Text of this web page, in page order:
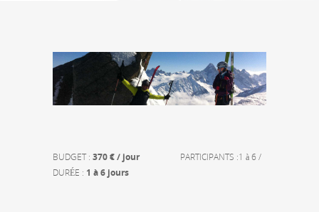
BUDGET : 370 € / jour PARTICIPANTS :1 à 6 /
DURÉE : 1 à 6 jours